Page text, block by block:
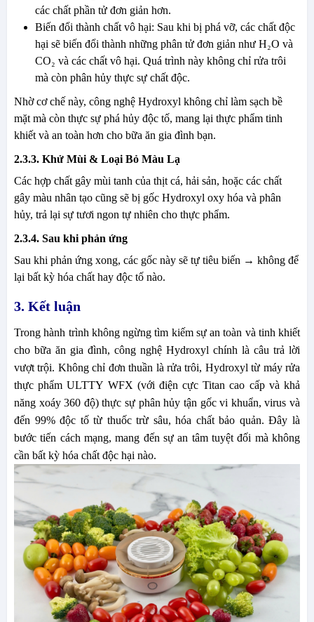
các chất phần tử đơn giản hơn.
Biến đổi thành chất vô hại: Sau khi bị phá vỡ, các chất độc
hại sẽ biến đổi thành những phân tử đơn giản như H₂O và
CO₂ và các chất vô hại. Quá trình này không chỉ rửa trôi
mà còn phân hủy thực sự chất độc.
Nhờ cơ chế này, công nghệ Hydroxyl không chỉ làm sạch bề
mặt mà còn thực sự phá hủy độc tố, mang lại thực phẩm tinh
khiết và an toàn hơn cho bữa ăn gia đình bạn.
2.3.3. Khử Mùi & Loại Bỏ Màu Lạ
Các hợp chất gây mùi tanh của thịt cá, hải sản, hoặc các chất
gây màu nhân tạo cũng sẽ bị gốc Hydroxyl oxy hóa và phân
hủy, trả lại sự tươi ngon tự nhiên cho thực phẩm.
2.3.4. Sau khi phản ứng
Sau khi phản ứng xong, các gốc này sẽ tự tiêu biến → không để
lại bất kỳ hóa chất hay độc tố nào.
3. Kết luận
Trong hành trình không ngừng tìm kiếm sự an toàn và tinh khiết
cho bữa ăn gia đình, công nghệ Hydroxyl chính là câu trả lời
vượt trội. Không chỉ đơn thuần là rửa trôi, Hydroxyl từ máy rửa
thực phẩm ULTTY WFX (với điện cực Titan cao cấp và khả
năng xoáy 360 độ) thực sự phân hủy tận gốc vi khuẩn, virus và
đến 99% độc tố từ thuốc trừ sâu, hóa chất bảo quản. Đây là
bước tiến cách mạng, mang đến sự an tâm tuyệt đối mà không
cần bất kỳ hóa chất độc hại nào.